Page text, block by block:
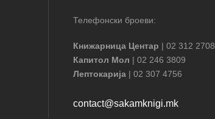
Телефонски броеви:
Книжарница Центар | 02 312 2708
Капитол Мол | 02 246 3809
Лептокарија | 02 307 4756
contact@sakamknigi.mk